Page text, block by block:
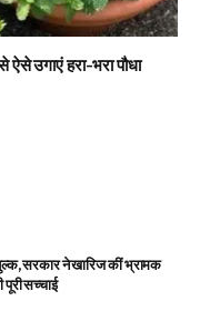
उगाएं हरा-भरा पौधा
सरकार ने खारिज कीं भ्रामक
सच्चाई